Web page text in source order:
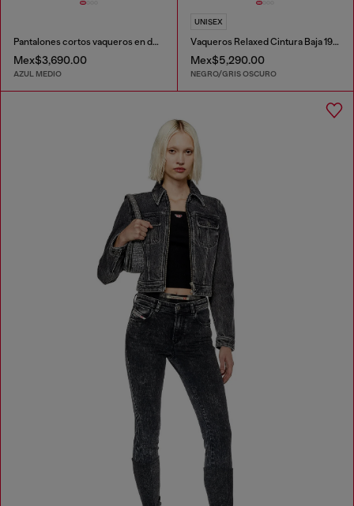
Pantalones cortos vaqueros en denim desgastado
Mex$3,690.00
AZUL MEDIO
UNISEX
Vaqueros Relaxed Cintura Baja 1996 D-Sire
Mex$5,290.00
NEGRO/GRIS OSCURO